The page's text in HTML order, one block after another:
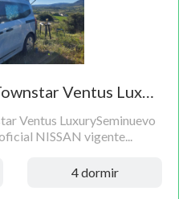
Nissan CAMPER Townstar Ventus Luxury
Ventus LuxurySeminuevo
NISSAN vigente...
4 dormir